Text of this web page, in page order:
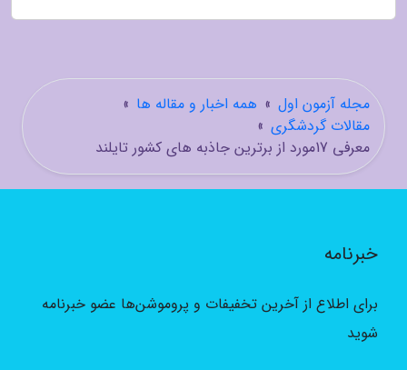
مجله آزمون اول » همه اخبار و مقاله ها »
مقالات گردشگری »
معرفی 17مورد از برترین جاذبه های کشور تایلند
خبرنامه
برای اطلاع از آخرین تخفیفات و پروموشن‌ها عضو خبرنامه
شوید